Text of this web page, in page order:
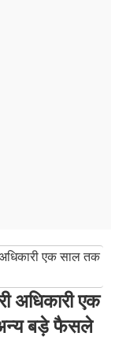
अधिकारी एक साल तक
अधिकारी एक
बड़े फैसले